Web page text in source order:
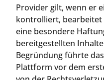
Provider gilt, wenn er
kontrolliert,
eine besondere
bereitgestellten
Begründung führte
Plattform vor dem